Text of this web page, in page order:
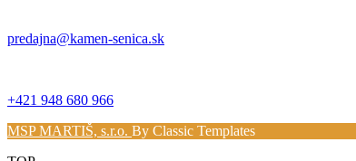
predajna@kamen-senica.sk
+421 948 680 966
MSP MARTIŠ, s.r.o. By Classic Templates